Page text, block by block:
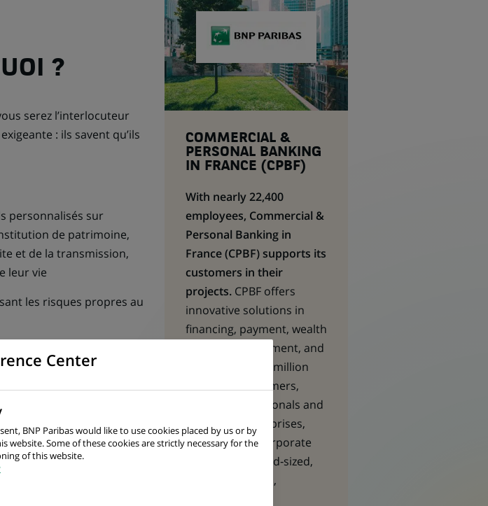
?
serez l’interlocuteur
: ils savent qu’ils
personnalisés sur
de patrimoine,
et de la transmission,
leur vie
les risques propres au
de votre
d’Affaires
problématiques de
de conformité et
COMMERCIAL &
PERSONAL BANKING
IN FRANCE (CPBF)
With nearly 22,400
employees, Commercial &
Personal Banking in
France (CPBF) supports its
customers in their
projects. CPBF offers
innovative solutions in
financing, payment, wealth
& asset management, and
insurance to 7,2 million
individual customers,
490,000 professionals and
very small enterprises,
nearly 94,000 corporate
clients (SMEs, mid‑sized,
large corporates,
Center
BNP Paribas would like to use cookies placed by us or by
website. Some of these cookies are strictly necessary for the
of this website.